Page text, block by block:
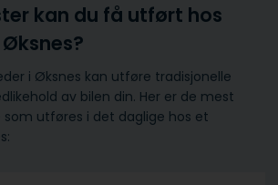
kan du få utført hos
i Øksnes kan utføre tradisjonelle
av bilen din. Her er de mest
utføres i det daglige hos et